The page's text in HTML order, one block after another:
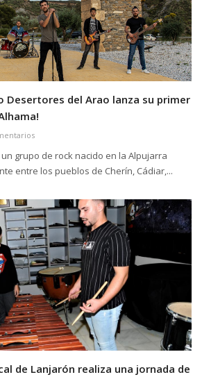
Desertores del Arao lanza su primer
grupo de rock nacido en la Alpujarra
entre los pueblos de Cherín, Cádiar,...
de Lanjarón realiza una jornada de